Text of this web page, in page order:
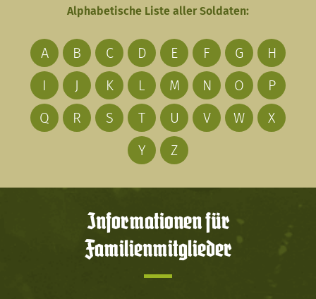
Alphabetische Liste aller Soldaten:
A B C D E F G
H
I
J K L M N O
P
Q
R S T U V W
X
Y
Z
Informationen für
Familienmitglieder